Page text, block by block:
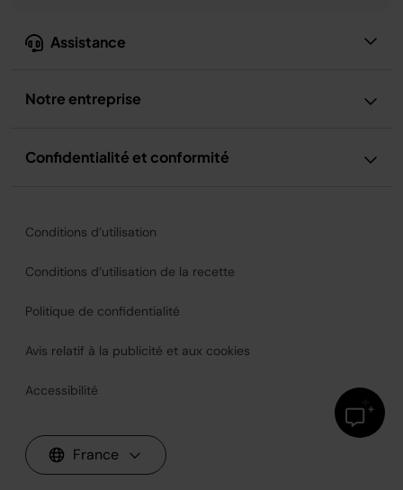
Assistance
Notre entreprise
Confidentialité et conformité
Conditions d’utilisation
Conditions d’utilisation de la recette
Politique de confidentialité
Avis relatif à la publicité et aux cookies
Accessibilité
France